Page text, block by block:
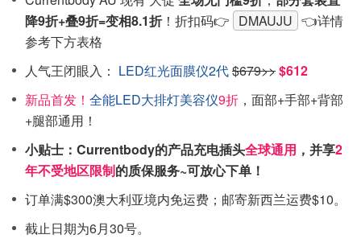
降9折+叠9折=变相8.1折 ！折扣码👉 DMAUJU 👈详情
参考下方表格
人气王闭眼入： LED红光面膜仪2代$679>>$612
新品首发！ 全能LED大排灯美容仪9折 ，面部+手部+背部
+腿部通用！
小贴士：Currentbody的产品充电插头全球通用 ，并享2
年不受地区限制的质保服务~可放心下单！
订单满$300澳大利亚境内免运费；邮寄新西兰运费$10。
截止日期为6月30号。